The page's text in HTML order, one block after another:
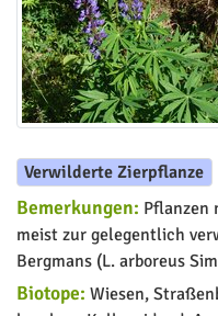
Verwilderte Zierpflanze
Bemerkungen: Pflanzen
meist zur gelegentlich
Bergmans (L. arboreus
Biotope: Wiesen,